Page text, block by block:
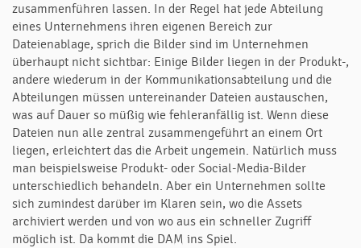
zusammenführen lassen. In der Regel hat jede Abteilung
eines Unternehmens ihren eigenen Bereich zur
Dateienablage, sprich die Bilder sind im Unternehmen
überhaupt nicht sichtbar: Einige Bilder liegen in der Produkt-,
andere wiederum in der Kommunikationsabteilung und die
Abteilungen müssen untereinander Dateien austauschen,
was auf Dauer so müßig wie fehleranfällig ist. Wenn diese
Dateien nun alle zentral zusammengeführt an einem Ort
liegen, erleichtert das die Arbeit ungemein. Natürlich muss
man beispielsweise Produkt- oder Social-Media-Bilder
unterschiedlich behandeln. Aber ein Unternehmen sollte
sich zumindest darüber im Klaren sein, wo die Assets
archiviert werden und von wo aus ein schneller Zugriff
möglich ist. Da kommt die DAM ins Spiel.